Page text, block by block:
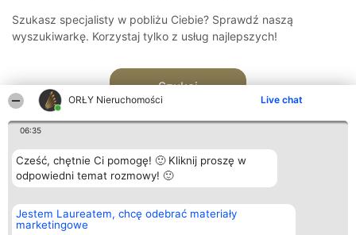
ORŁY Nieruchomości Live chat
06:35
Cześć, chętnie Ci pomogę! 🙂 Kliknij proszę w
odpowiedni temat rozmowy! 🙂
Jestem Laureatem, chcę odebrać materiały
marketingowe
Szukasz specjalisty w pobliżu Ciebie? Sprawdź naszą
wyszukiwarkę. Korzystaj tylko z usług najlepszych!
Szukaj
Organizator plebiscytu
Bright Side Solutions sp. z o.
o. sp. k.
Plebiscyt
Laureaci
Kontakt
Kontakt